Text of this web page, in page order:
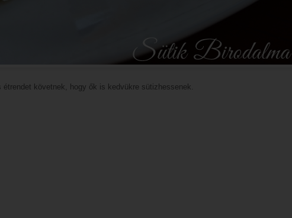
követnek, hogy ők is kedvükre sütizhessenek.